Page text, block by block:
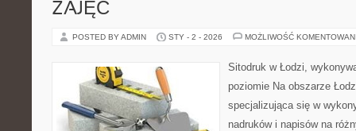
ZAJĘĆ
POSTED BY ADMIN STY - 2 - 2026 MOŻLIWOŚĆ
Sitodruk w Łodzi,
poziomie Na obszarze
specjalizująca się w
nadruków i napisów na